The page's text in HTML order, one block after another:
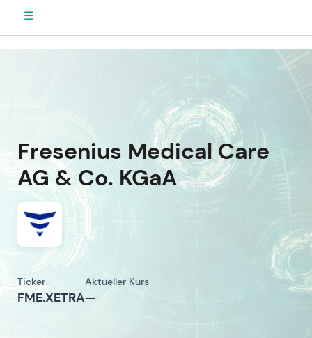
☰
Fresenius Medical Care
AG & Co. KGaA
Ticker
FME.XETRA
Aktueller Kurs
—